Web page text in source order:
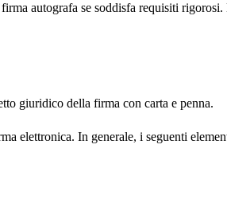
autografa se soddisfa requisiti rigorosi.
giuridico della firma con carta e penna.
elettronica. In generale, i seguenti